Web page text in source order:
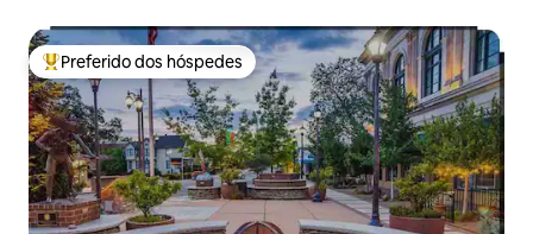
Entre os melhores preferidos dos hóspedes
Preferido dos hóspedes